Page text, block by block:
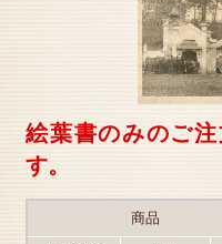
絵葉書のみのご
す。
商品